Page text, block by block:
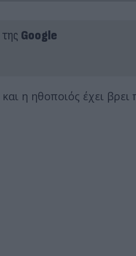
Google
η ηθοποιός έχει βρει